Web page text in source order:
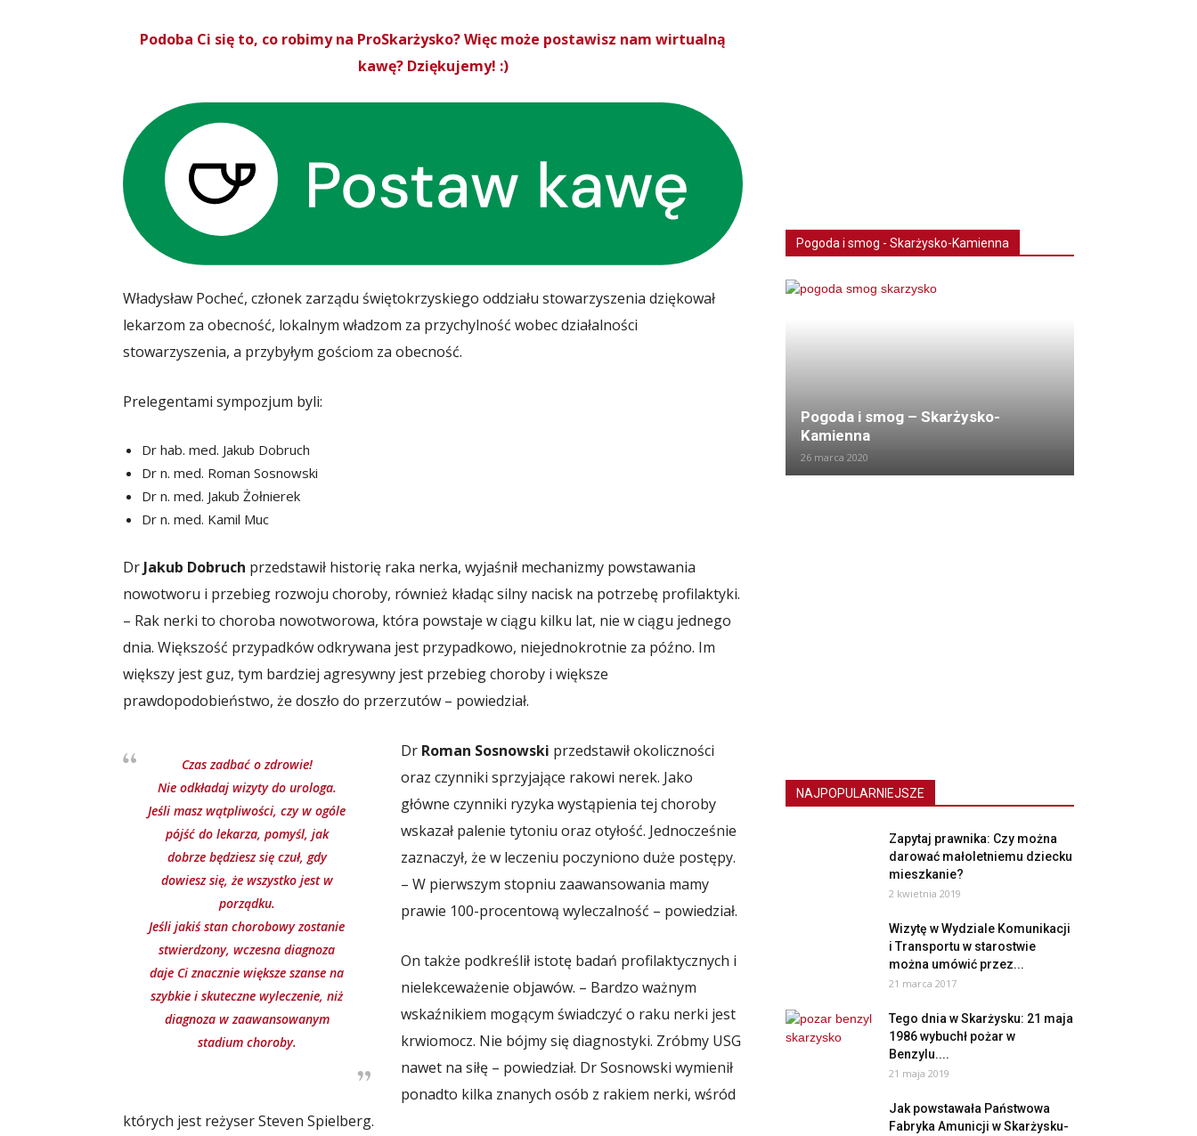
Podoba Ci się to, co robimy na ProSkarżysko? Więc może postawisz nam wirtualną
kawę? Dziękujemy! :)
Władysław Pocheć, członek zarządu świętokrzyskiego oddziału stowarzyszenia dziękował
lekarzom za obecność, lokalnym władzom za przychylność wobec działalności
stowarzyszenia, a przybyłym gościom za obecność.
Prelegentami sympozjum byli:
Dr hab. med. Jakub Dobruch
Dr n. med. Roman Sosnowski
Dr n. med. Jakub Żołnierek
Dr n. med. Kamil Muc
Dr Jakub Dobruch przedstawił historię raka nerka, wyjaśnił mechanizmy powstawania
nowotworu i przebieg rozwoju choroby, również kładąc silny nacisk na potrzebę profilaktyki.
– Rak nerki to choroba nowotworowa, która powstaje w ciągu kilku lat, nie w ciągu jednego
dnia. Większość przypadków odkrywana jest przypadkowo, niejednokrotnie za późno. Im
większy jest guz, tym bardziej agresywny jest przebieg choroby i większe
prawdopodobieństwo, że doszło do przerzutów – powiedział.
Czas zadbać o zdrowie!
Nie odkładaj wizyty do urologa.
Jeśli masz wątpliwości, czy w ogóle
pójść do lekarza, pomyśl, jak
dobrze będziesz się czuł, gdy
dowiesz się, że wszystko jest w
porządku.
Jeśli jakiś stan chorobowy zostanie
stwierdzony, wczesna diagnoza
daje Ci znacznie większe szanse na
szybkie i skuteczne wyleczenie, niż
diagnoza w zaawansowanym
stadium choroby.
Dr Roman Sosnowski przedstawił okoliczności
oraz czynniki sprzyjające rakowi nerek. Jako
główne czynniki ryzyka wystąpienia tej choroby
wskazał palenie tytoniu oraz otyłość. Jednocześnie
zaznaczył, że w leczeniu poczyniono duże postępy.
– W pierwszym stopniu zaawansowania mamy
prawie 100-procentową wyleczalność – powiedział.
On także podkreślił istotę badań profilaktycznych i
nielekceważenie objawów. – Bardzo ważnym
wskaźnikiem mogącym świadczyć o raku nerki jest
krwiomocz. Nie bójmy się diagnostyki. Zróbmy USG
nawet na siłę – powiedział. Dr Sosnowski wymienił
ponadto kilka znanych osób z rakiem nerki, wśród
których jest reżyser Steven Spielberg.
Pogoda i smog - Skarżysko-Kamienna
Pogoda i smog – Skarżysko-
Kamienna
26 marca 2020
NAJPOPULARNIEJSZE
Zapytaj prawnika: Czy można
darować małoletniemu dziecku
mieszkanie?
2 kwietnia 2019
Wizytę w Wydziale Komunikacji
i Transportu w starostwie
można umówić przez...
21 marca 2017
Tego dnia w Skarżysku: 21 maja
1986 wybuchł pożar w
Benzylu....
21 maja 2019
Jak powstawała Państwowa
Fabryka Amunicji w Skarżysku-